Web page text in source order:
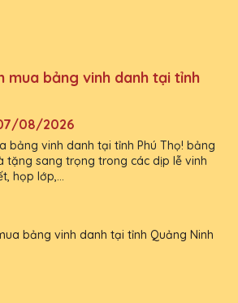
mua bảng vinh danh tại tỉnh
08/2026
bảng vinh danh tại tỉnh Phú Thọ! bảng
tặng sang trọng trong các dịp lễ vinh
họp lớp,...